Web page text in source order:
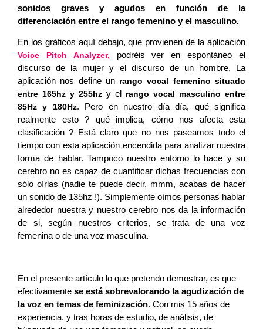
sonidos graves y agudos en función de la
diferenciación entre el rango femenino y el masculino.
En los gráficos aquí debajo, que provienen de la aplicación
Voice Pitch Analyzer, podréis ver en espontáneo el
discurso de la mujer y el discurso de un hombre. La
aplicación nos define unrango vocal femenino situado
entre 165hz y 255hz y el rango vocal masculino entre
85Hz y 180Hz. Pero en nuestro día día, qué significa
realmente esto ? qué implica, cómo nos afecta esta
clasificación ? Está claro que no nos paseamos todo el
tiempo con esta aplicación encendida para analizar nuestra
forma de hablar. Tampoco nuestro entorno lo hace y su
cerebro no es capaz de cuantificar dichas frecuencias con
sólo oírlas (nadie te puede decir, mmm, acabas de hacer
un sonido de 135hz !). Simplemente oímos personas hablar
alrededor nuestra y nuestro cerebro nos da la información
de si, según nuestros criterios, se trata de una voz
femenina o de una voz masculina.
En el presente artículo lo que pretendo demostrar, es que
efectivamente se está sobrevalorando la agudización de
la voz en temas de feminización. Con mis 15 años de
experiencia, y tras horas de estudio, de análisis, de